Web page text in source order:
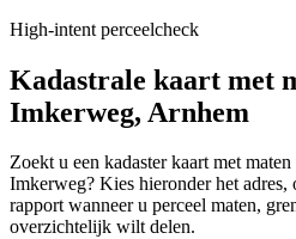
High-intent perceelcheck
Kadastrale kaart met
Imkerweg, Arnhem
Zoekt u een kadaster kaart met
Imkerweg? Kies hieronder het adres,
rapport wanneer u perceel maten,
overzichtelijk wilt delen.